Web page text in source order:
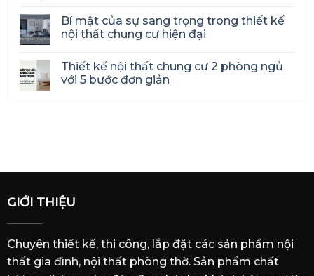
Bí mật của sự sang trọng trong thiết kế
nội thất chung cư hiện đại
Thiết kế nội thất chung cư 2 phòng ngủ
với 5 bước đơn giản
GIỚI THIỆU
Chuyên thiết kế, thi công, lắp đặt các sản phẩm nội
thất gia đình, nội thất phòng thờ. Sản phẩm chất